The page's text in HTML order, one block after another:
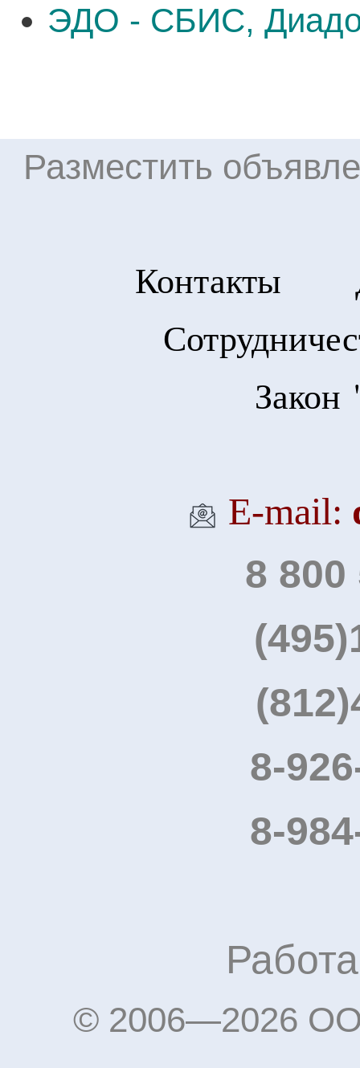
ЭДО - СБИС,
Разместить
Контакты
Е-mail:
8 800
8-
8-
© 2006—2026